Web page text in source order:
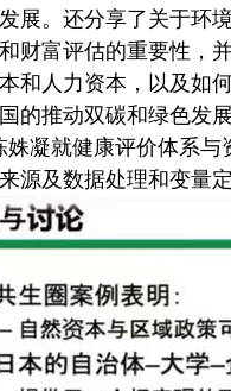
展。还分享了关于环
财富评估的重要性，
和人力资本，以及如
的推动双碳和绿色发
凝就健康评价体系
源及数据处理和变量